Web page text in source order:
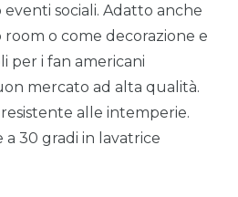
sociali. Adatto anche
o come decorazione e
per i fan americani
mercato ad alta qualità.
alle intemperie.
a 30 gradi in lavatrice